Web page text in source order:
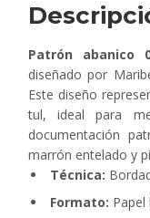
Patrón abanico
diseñado por
Este diseño
tul, ideal para
documentación
marrón entelado y
Técnica:
Formato: